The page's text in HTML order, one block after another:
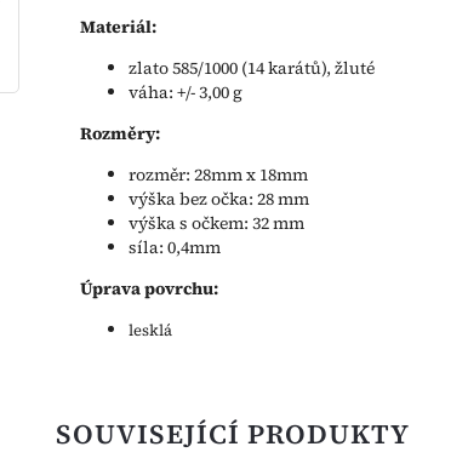
Materiál:
zlato 585/1000 (14 karátů), žluté
váha: +/- 3,00 g
Rozměry:
rozměr: 28mm x 18mm
výška bez očka: 28 mm
výška s očkem: 32 mm
síla: 0,4mm
Úprava povrchu:
lesklá
SOUVISEJÍCÍ PRODUKTY